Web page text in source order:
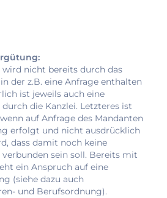
wird nicht bereits durch das
der z.B. eine Anfrage enthalten
ist jeweils auch eine
die Kanzlei. Letzteres ist
auf Anfrage des Mandanten
erfolgt und nicht ausdrücklich
dass damit noch keine
sein soll. Bereits mit
ein Anspruch auf eine
(siehe dazu auch
und Berufsordnung).